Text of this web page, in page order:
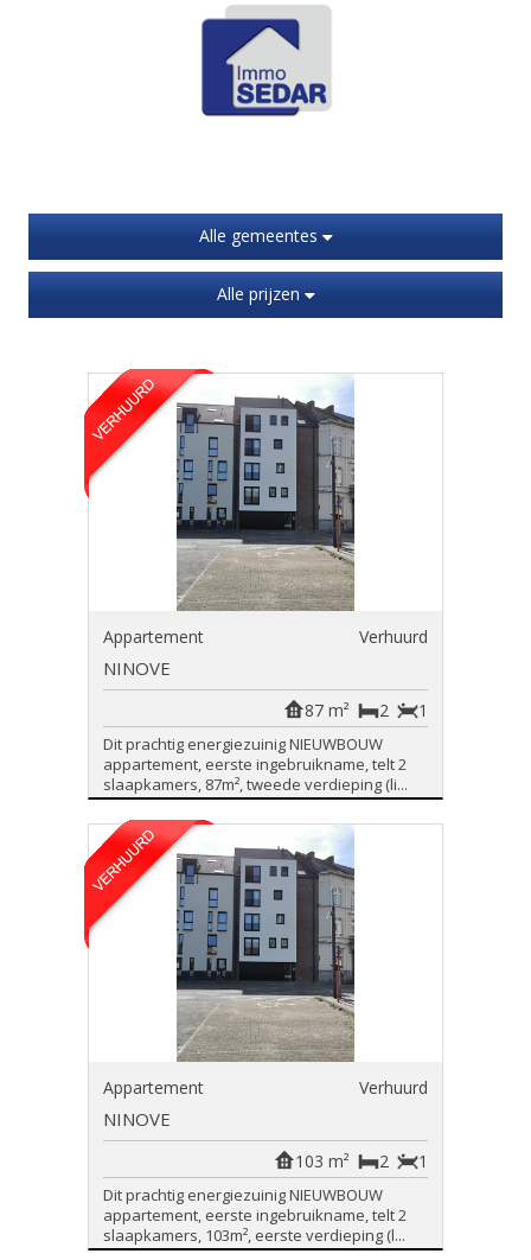
Alle gemeentes
Alle prijzen
Appartement Verhuurd
NINOVE
1
2
87 m²
Dit prachtig energiezuinig NIEUWBOUW
appartement, eerste ingebruikname, telt 2
slaapkamers, 87m², tweede verdieping (li...
Appartement Verhuurd
NINOVE
1
2
103 m²
Dit prachtig energiezuinig NIEUWBOUW
appartement, eerste ingebruikname, telt 2
slaapkamers, 103m², eerste verdieping (l...